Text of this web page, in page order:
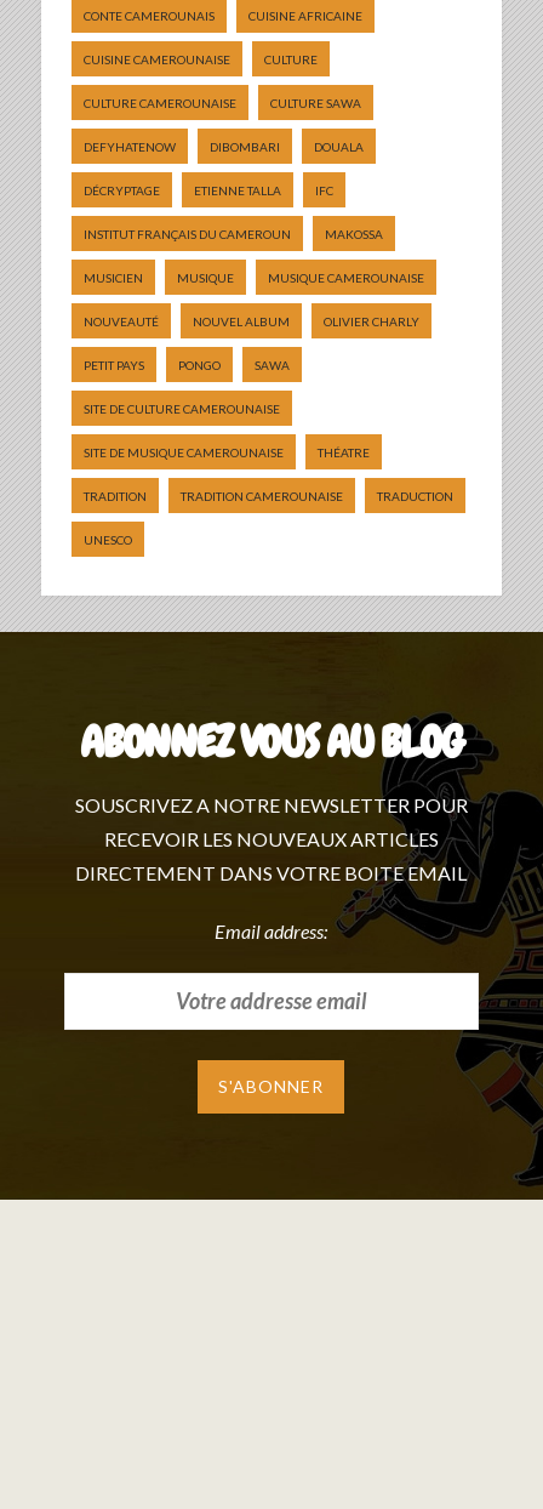
CONTE CAMEROUNAIS CUISINE AFRICAINE
CUISINE CAMEROUNAISE CULTURE
CULTURE CAMEROUNAISE CULTURE SAWA
DEFYHATENOW DIBOMBARI DOUALA
DÉCRYPTAGE ETIENNE TALLA IFC
INSTITUT FRANÇAIS DU CAMEROUN MAKOSSA
MUSICIEN MUSIQUE MUSIQUE CAMEROUNAISE
NOUVEAUTÉ NOUVEL ALBUM OLIVIER CHARLY
PETIT PAYS PONGO SAWA
SITE DE CULTURE CAMEROUNAISE
SITE DE MUSIQUE CAMEROUNAISE THÉATRE
TRADITION TRADITION CAMEROUNAISE TRADUCTION
UNESCO
ABONNEZ VOUS AU BLOG
SOUSCRIVEZ A NOTRE NEWSLETTER POUR
RECEVOIR LES NOUVEAUX ARTICLES
DIRECTEMENT DANS VOTRE BOITE EMAIL
Email address: